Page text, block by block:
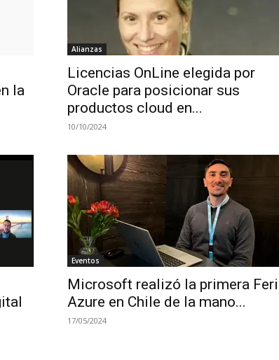
la
Alianzas
Licencias OnLine elegida por
Oracle para posicionar sus
productos cloud en...
10/10/2024
Eventos
Microsoft realizó la primera
Azure en Chile de la mano...
17/05/2024